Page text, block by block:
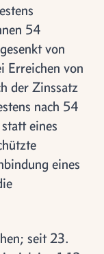
54
von
Erreichen von
der Zinssatz
nach 54
eines
eines
seit 23.